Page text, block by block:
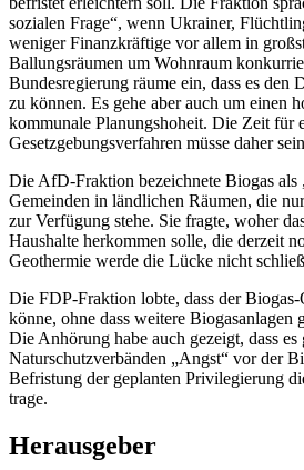
sozialen Frage“, wenn Ukrainer,
weniger Finanzkräftige vor allem in
Ballungsräumen um Wohnraum
Bundesregierung räume ein, dass es den
zu können. Es gehe aber auch um einen
kommunale Planungshoheit. Die Zeit für
Gesetzgebungsverfahren müsse daher
Die AfD-Fraktion bezeichnete Biogas als
Gemeinden in ländlichen Räumen, die
zur Verfügung stehe. Sie fragte, woher
Haushalte herkommen solle, die derzeit
Geothermie werde die Lücke nicht
Die FDP-Fraktion lobte, dass der
könne, ohne dass weitere Biogasanlagen
Die Anhörung habe auch gezeigt, dass es
Naturschutzverbänden „Angst“ vor der
Befristung der geplanten Privilegierung
trage.
Herausgeber